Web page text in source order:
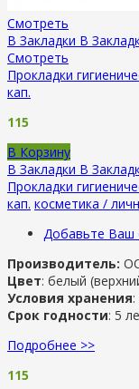
Смотреть
В Закладки В
Смотреть
Прокладки
кап.
115
В Корзину
В Закладки В
Прокладки
кап. косметика /
Добавьте Ваш
Производитель:
Цвет: белый
Условия хранения
Срок годности: 5
Подробнее >>
115